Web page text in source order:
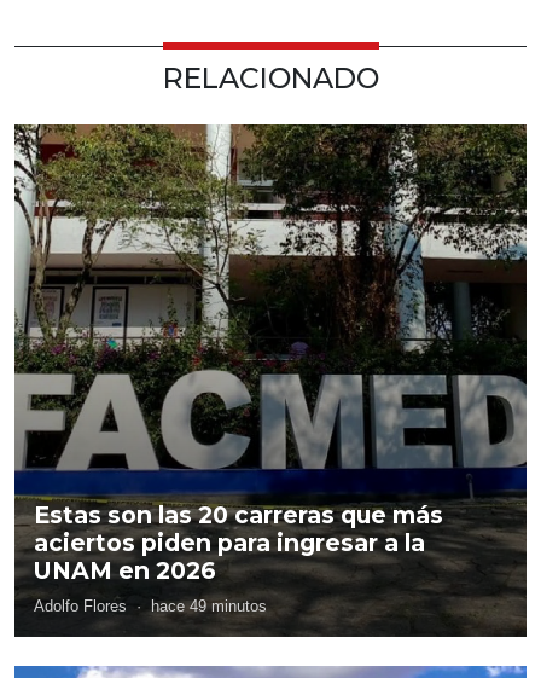
RELACIONADO
Estas son las 20 carreras que más
aciertos piden para ingresar a la
UNAM en 2026
Adolfo Flores · hace 49 minutos